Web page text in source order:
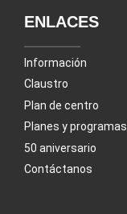
ENLACES
Información
Claustro
Plan de centro
Planes y programas
50 aniversario
Contáctanos